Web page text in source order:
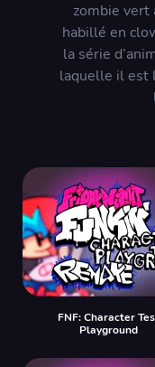
zombie vert
habillé en
la série
laquelle il est
FNF: Character
Playground